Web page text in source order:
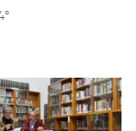
de la Reina (1937-